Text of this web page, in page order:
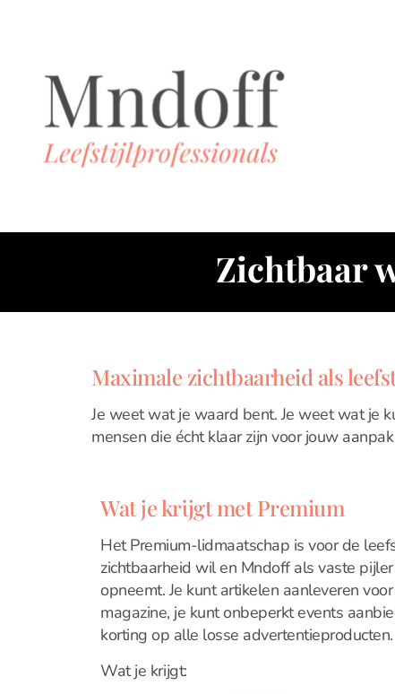
Zichtbaar
Maximale zichtbaarheid als
Je weet wat je waard bent. Je weet wat je
mensen die écht klaar zijn voor jouw
Wat je krijgt met Premium
Het Premium-lidmaatschap is voor de
zichtbaarheid wil en Mndoff als vaste
opneemt. Je kunt artikelen aanleveren
magazine, je kunt onbeperkt events
korting op alle losse advertentieproducten.
Wat je krijgt: